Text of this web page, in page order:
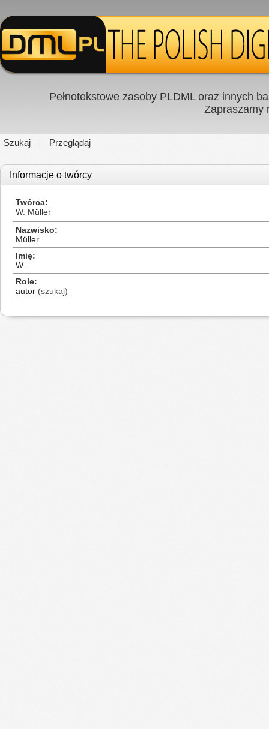
Pełnotekstowe zasoby PLDML oraz innych
Zapraszamy
Szukaj Przeglądaj
Informacje o twórcy
Twórca
W. Müller
Nazwisko
Müller
Imię
W.
Role
autor (szukaj)